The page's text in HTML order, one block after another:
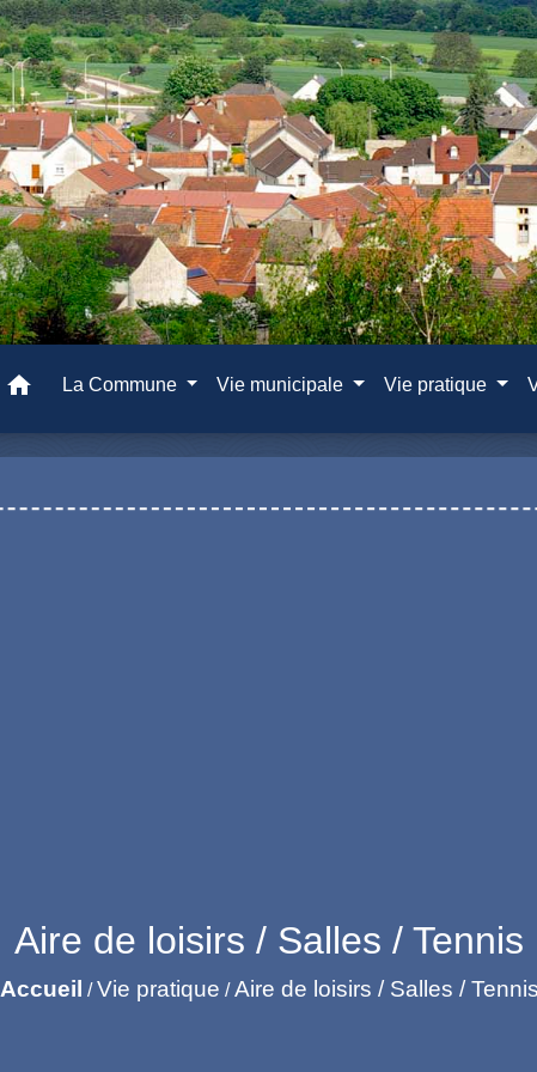
home La Commune Vie municipale Vie pratique
Aire de loisirs / Salles / Tennis
Accueil /Vie pratique /Aire de loisirs / Salles /